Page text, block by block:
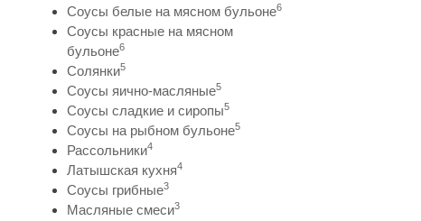
Соусы белые на мясном бульоне6
Соусы красные на мясном
бульоне6
Солянки5
Соусы яично-масляные5
Соусы сладкие и сиропы5
Соусы на рыбном бульоне5
Рассольники4
Латышская кухня4
Соусы грибные3
Масляные смеси3